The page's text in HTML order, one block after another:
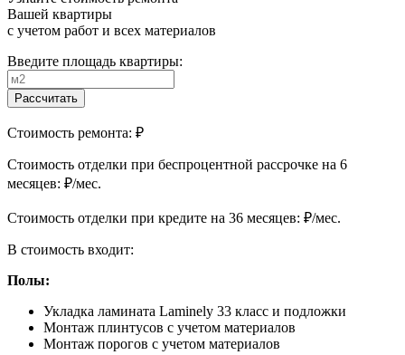
Вашей квартиры
с учетом работ и всех материалов
Введите площадь квартиры:
Рассчитать
Стоимость ремонта: ₽
Cтоимость отделки при беспроцентной рассрочке на 6
месяцев: ₽/мес.
Cтоимость отделки при кредите на 36 месяцев: ₽/мес.
В стоимость входит:
Полы:
Укладка ламината Laminely 33 класс и подложки
Монтаж плинтусов с учетом материалов
Монтаж порогов с учетом материалов